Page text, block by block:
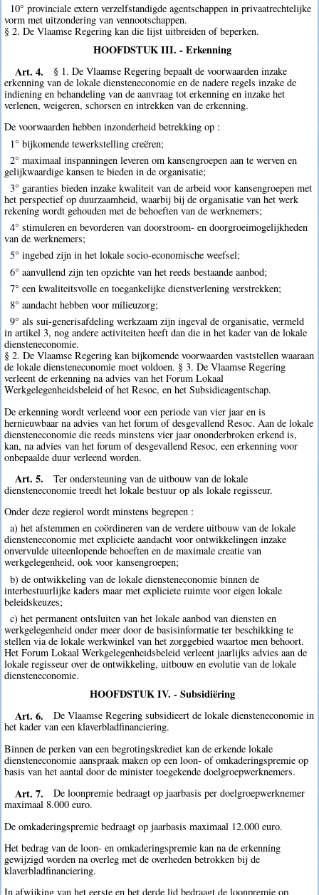
10° provinciale extern verzelfstandigde agentschappen in privaatrechtelijke
vorm met uitzondering van vennootschappen.
§ 2. De Vlaamse Regering kan die lijst uitbreiden of beperken.
HOOFDSTUK III. - Erkenning
Art. 4.
§ 1. De Vlaamse Regering bepaalt de voorwaarden inzake
erkenning van de lokale diensteneconomie en de nadere regels inzake de
indiening en behandeling van de aanvraag tot erkenning en inzake het
verlenen, weigeren, schorsen en intrekken van de erkenning.
De voorwaarden hebben inzonderheid betrekking op :
1° bijkomende tewerkstelling creëren;
2° maximaal inspanningen leveren om kansengroepen aan te werven en
gelijkwaardige kansen te bieden in de organisatie;
3° garanties bieden inzake kwaliteit van de arbeid voor kansengroepen met
het perspectief op duurzaamheid, waarbij bij de organisatie van het werk
rekening wordt gehouden met de behoeften van de werknemers;
4° stimuleren en bevorderen van doorstroom- en doorgroeimogelijkheden
van de werknemers;
5° ingebed zijn in het lokale socio-economische weefsel;
6° aanvullend zijn ten opzichte van het reeds bestaande aanbod;
7° een kwaliteitsvolle en toegankelijke dienstverlening verstrekken;
8° aandacht hebben voor milieuzorg;
9° als sui-generisafdeling werkzaam zijn ingeval de organisatie, vermeld
in artikel 3, nog andere activiteiten heeft dan die in het kader van de lokale
diensteneconomie.
§ 2. De Vlaamse Regering kan bijkomende voorwaarden vaststellen waaraan
de lokale diensteneconomie moet voldoen. § 3. De Vlaamse Regering
verleent de erkenning na advies van het Forum Lokaal
Werkgelegenheidsbeleid of het Resoc, en het Subsidieagentschap.
De erkenning wordt verleend voor een periode van vier jaar en is
hernieuwbaar na advies van het forum of desgevallend Resoc. Aan de lokale
diensteneconomie die reeds minstens vier jaar ononderbroken erkend is,
kan, na advies van het forum of desgevallend Resoc, een erkenning voor
onbepaalde duur verleend worden.
Art. 5.
Ter ondersteuning van de uitbouw van de lokale
diensteneconomie treedt het lokale bestuur op als lokale regisseur.
Onder deze regierol wordt minstens begrepen :
a) het afstemmen en coördineren van de verdere uitbouw van de lokale
diensteneconomie met expliciete aandacht voor ontwikkelingen inzake
onvervulde uiteenlopende behoeften en de maximale creatie van
werkgelegenheid, ook voor kansengroepen;
b) de ontwikkeling van de lokale diensteneconomie binnen de
interbestuurlijke kaders maar met expliciete ruimte voor eigen lokale
beleidskeuzes;
c) het permanent ontsluiten van het lokale aanbod van diensten en
werkgelegenheid onder meer door de basisinformatie ter beschikking te
stellen via de lokale werkwinkel van het zorggebied waartoe men behoort.
Het Forum Lokaal Werkgelegenheidsbeleid verleent jaarlijks advies aan de
lokale regisseur over de ontwikkeling, uitbouw en evolutie van de lokale
diensteneconomie.
HOOFDSTUK IV. - Subsidiëring
Art. 6.
De Vlaamse Regering subsidieert de lokale diensteneconomie in
het kader van een klaverbladfinanciering.
Binnen de perken van een begrotingskrediet kan de erkende lokale
diensteneconomie aanspraak maken op een loon- of omkaderingspremie op
basis van het aantal door de minister toegekende doelgroepwerknemers.
Art. 7.
De loonpremie bedraagt op jaarbasis per doelgroepwerknemer
maximaal 8.000 euro.
De omkaderingspremie bedraagt op jaarbasis maximaal 12.000 euro.
Het bedrag van de loon- en omkaderingspremie kan na de erkenning
gewijzigd worden na overleg met de overheden betrokken bij de
klaverbladfinanciering.
In afwijking van het eerste en het derde lid bedraagt de loonpremie op